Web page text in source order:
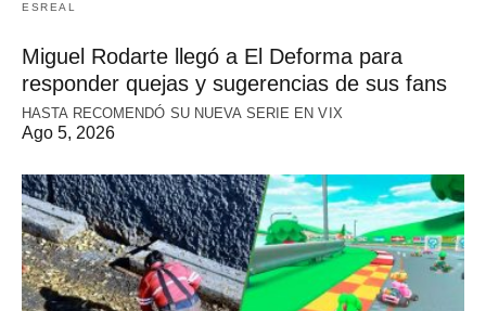
ESREAL
Miguel Rodarte llegó a El Deforma para
responder quejas y sugerencias de sus fans
HASTA RECOMENDÓ SU NUEVA SERIE EN VIX
Ago 5, 2026